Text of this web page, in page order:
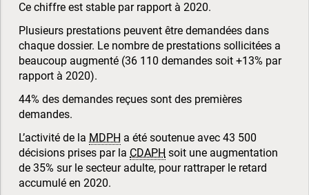
Ce chiffre est stable par rapport à 2020.
Plusieurs prestations peuvent être demandées dans
chaque dossier. Le nombre de prestations sollicitées a
beaucoup augmenté (36 110 demandes soit +13% par
rapport à 2020).
44% des demandes reçues sont des premières
demandes.
L’activité de la MDPH a été soutenue avec 43 500
décisions prises par la CDAPH soit une augmentation
de 35% sur le secteur adulte, pour rattraper le retard
accumulé en 2020.